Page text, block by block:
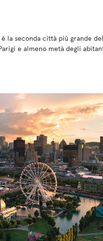
la seconda città più grande
e almeno metà degli